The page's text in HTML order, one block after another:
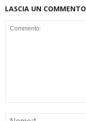
LASCIA UN COMMENTO